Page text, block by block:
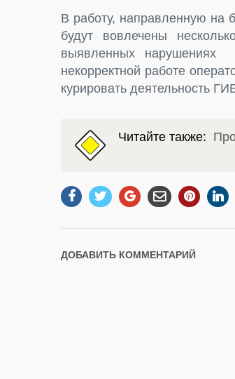
В работу, направленную на
будут вовлечены
выявленных
некорректной работе
курировать деятельность
Читайте также:
ДОБАВИТЬ КОММЕНТАРИЙ